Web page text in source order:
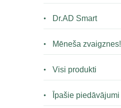
Dr.AD Smart
Mēneša zvaigznes!
Visi produkti
Īpašie piedāvājumi